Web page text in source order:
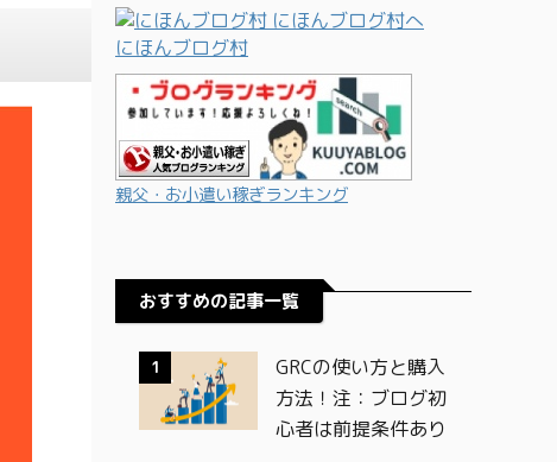
にほんブログ村
親父・お小遣い稼ぎランキング
おすすめの記事一覧
1
GRCの使い方と購入
方法！注：ブログ初
心者は前提条件あり